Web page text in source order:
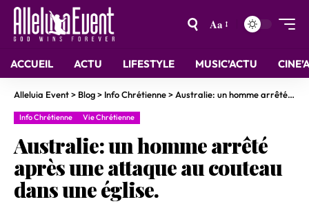
Aa
ACCUEIL ACTU LIFESTYLE MUSIC’ACTU
Alleluia Event> Blog> Info Chrétienne> Australie: un homme arrêté après une attaque au couteau dans une église.
Info Chrétienne Vie Chrétienne
Australie: un homme arrêté
après une attaque au couteau
dans une église.